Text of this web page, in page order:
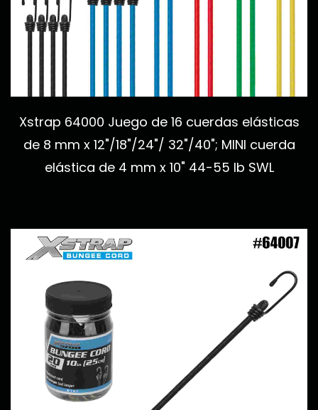
Xstrap 64000 Juego de 16 cuerdas elásticas
de 8 mm x 12"/18"/24"/ 32"/40"; MINI cuerda
elástica de 4 mm x 10" 44-55 lb SWL